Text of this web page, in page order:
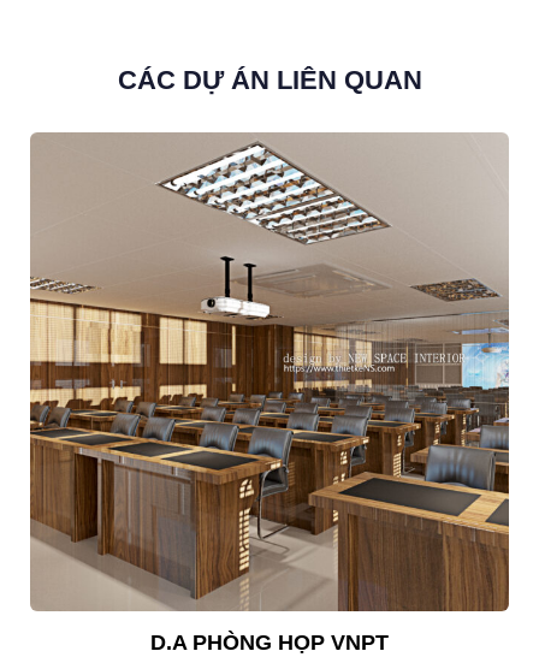
CÁC DỰ ÁN LIÊN QUAN
D.A PHÒNG HỌP VNPT